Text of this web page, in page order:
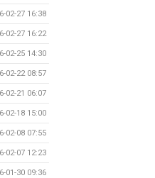
02-27 16:38
02-27 16:22
02-25 14:30
02-22 08:57
02-21 06:07
02-18 15:00
02-08 07:55
02-07 12:23
01-30 09:36